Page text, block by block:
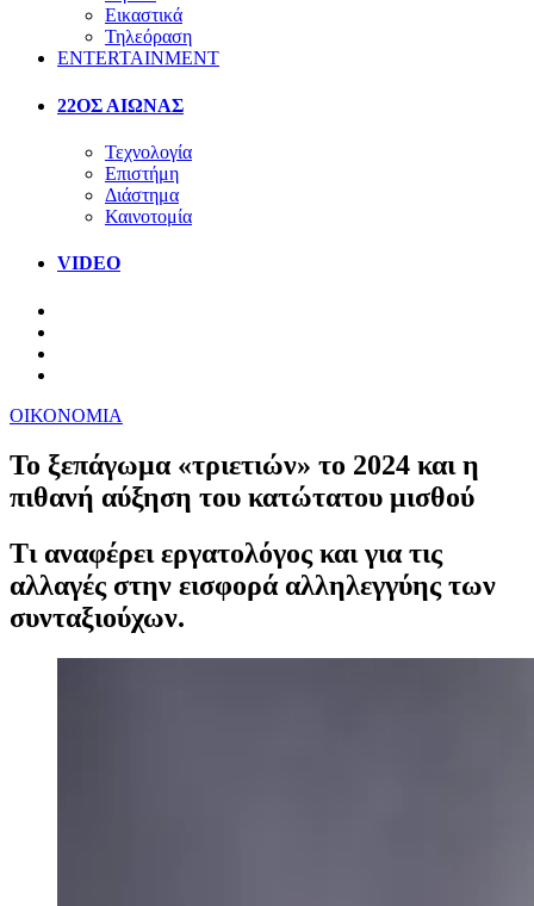
Εικαστικά
Τηλεόραση
ENTERTAINMENT
22ΟΣ ΑΙΩΝΑΣ
Τεχνολογία
Επιστήμη
Διάστημα
Καινοτομία
VIDEO
ΟΙΚΟΝΟΜΙΑ
Το ξεπάγωμα «τριετιών» το 2024 και η
πιθανή αύξηση του κατώτατου μισθού
Τι αναφέρει εργατολόγος και για τις
αλλαγές στην εισφορά αλληλεγγύης των
συνταξιούχων.